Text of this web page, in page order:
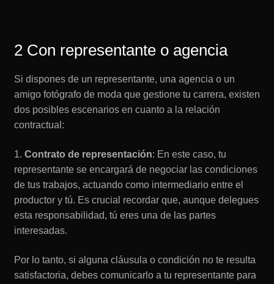
2 Con representante o agencia
Si dispones de un representante, una agencia o un
amigo fotógrafo de moda que gestione tu carrera, existen
dos posibles escenarios en cuanto a la relación
contractual:
1. Contrato de representación: En este caso, tu
representante se encargará de negociar las condiciones
de tus trabajos, actuando como intermediario entre el
productor y tú. Es crucial recordar que, aunque delegues
esta responsabilidad, tú eres una de las partes
interesadas.
Por lo tanto, si alguna cláusula o condición no te resulta
satisfactoria, debes comunicarlo a tu representante para